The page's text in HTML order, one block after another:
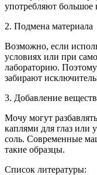
употребляют большое
2. Подмена материала
Возможно, если
условиях или при
лабораторию.
забирают
3. Добавление
Мочу могут
каплями для глаз или
соль. Современные
такие образцы.
Список литературы: